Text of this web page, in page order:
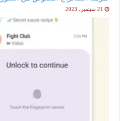
21 سبتمبر، 2023